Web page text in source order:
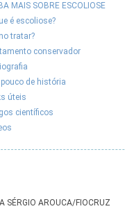
MAIS SOBRE ESCOLIOSE
é escoliose?
tratar?
conservador
de história
úteis
científicos
SÉRGIO AROUCA/FIOCRUZ